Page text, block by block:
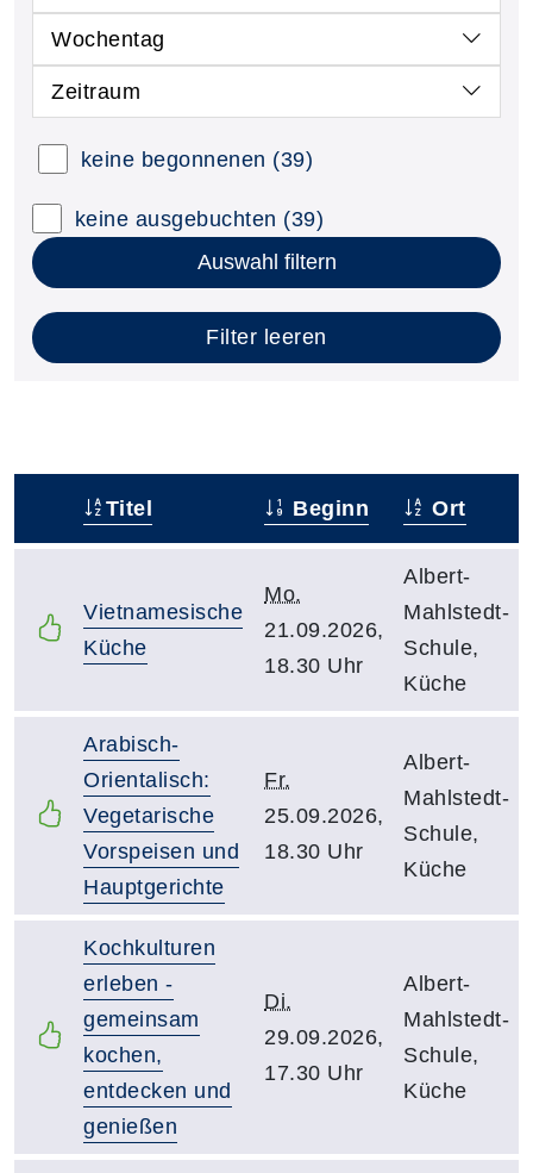
Wochentag
Zeitraum
keine begonnenen (39)
keine ausgebuchten (39)
Auswahl filtern
Filter leeren
Titel Beginn Ort
Vietnamesische
Küche
Mo.
21.09.2026,
18.30 Uhr
Albert-
Mahlstedt-
Schule,
Küche
Arabisch-
Orientalisch:
Vegetarische
Vorspeisen und
Hauptgerichte
Fr.
25.09.2026,
18.30 Uhr
Albert-
Mahlstedt-
Schule,
Küche
Kochkulturen
erleben -
gemeinsam
kochen,
entdecken und
genießen
Di.
29.09.2026,
17.30 Uhr
Albert-
Mahlstedt-
Schule,
Küche